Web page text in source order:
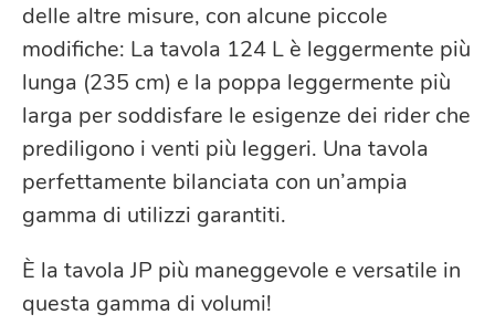
delle altre misure, con alcune piccole
modifiche: La tavola 124 L è leggermente più
lunga (235 cm) e la poppa leggermente più
larga per soddisfare le esigenze dei rider che
prediligono i venti più leggeri. Una tavola
perfettamente bilanciata con un’ampia
gamma di utilizzi garantiti.
È la tavola JP più maneggevole e versatile in
questa gamma di volumi!